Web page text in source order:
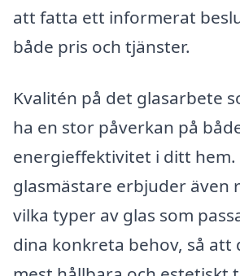
att fatta ett informerat
både pris och tjänster.
Kvalitén på det glasarbete
ha en stor påverkan på
energieffektivitet i ditt hem.
glasmästare erbjuder även
vilka typer av glas som
dina konkreta behov, så att